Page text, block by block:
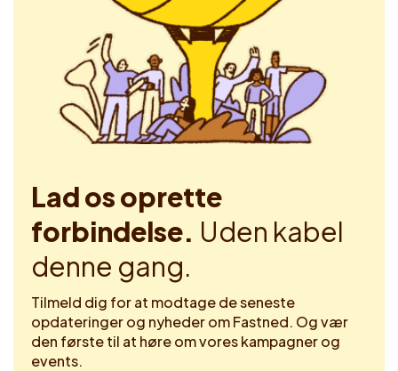
Lad os oprette
forbindelse. Uden kabel
denne gang.
Tilmeld dig for at modtage de seneste
opdateringer og nyheder om Fastned. Og vær
den første til at høre om vores kampagner og
events.